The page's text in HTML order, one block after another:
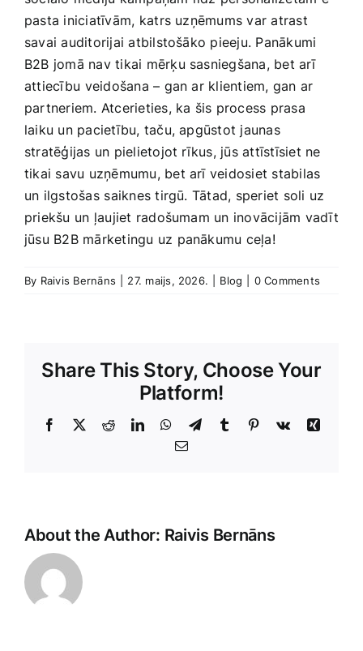
pasta iniciatīvām,⁣ katrs uzņēmums var atrast⁤
savai auditorijai atbilstošāko pieeju. Panākumi
B2B jomā nav tikai mērķu sasniegšana, ‌bet arī
attiecību⁣ veidošana – gan ar klientiem, gan ar
partneriem. Atcerieties, ka šis process prasa
laiku un pacietību, taču, apgūstot jaunas
stratēģijas un pielietojot rīkus, jūs attīstīsiet ne
tikai savu uzņēmumu, bet arī veidosiet stabilas
un ilgstošas⁣ saiknes tirgū. Tātad, speriet‌ soli uz
priekšu ⁢un ļaujiet radošumam un inovācijām vadīt
jūsu B2B mārketingu uz panākumu ceļa!
By Raivis Bernāns 27. maijs, 2026. Blog 0 Comments
Share This Story, Choose Your
Platform!
Facebook
X RedditLinkedInWhatsApp
TelegramTumblr Pinterest
Vk
Xing
E-
About the Author: Raivis Bernāns